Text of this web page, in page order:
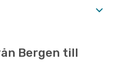
Bergen till